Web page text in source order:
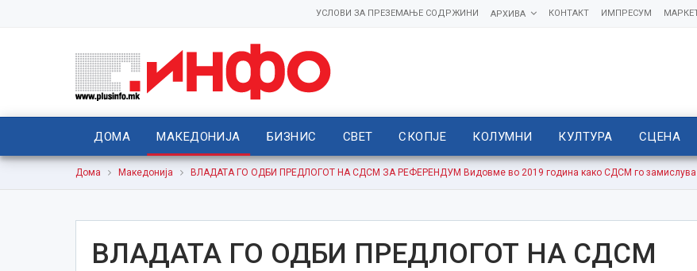
ИМПРЕСУМ
КОНТАКТ
АРХИВА
УСЛОВИ ЗА ПРЕЗЕМАЊЕ СОДРЖИНИ
ДОМА МАКЕДОНИЈА БИЗНИС СВЕТ СКОПЈЕ КОЛУМНИ КУЛТУРА СЦЕНА
Дома Македонија ВЛАДАТА ГО ОДБИ ПРЕДЛОГОТ НА СДСМ ЗА РЕФЕРЕНДУМ Видовме во 2019 година како СДСМ го замислува
ВЛАДАТА ГО ОДБИ ПРЕДЛОГОТ НА СДСМ